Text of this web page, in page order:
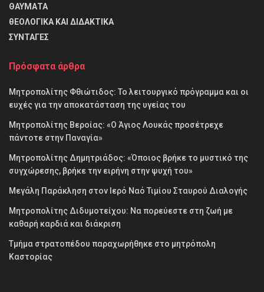
ΘΑΥΜΑΤΑ
θΕΟΛΟΓΙΚΑ ΚΑΙ ΔΙΔΑΚΤΙΚΑ
ΣΥΝΤΑΓΕΣ
Πρόσφατα άρθρα
Μητροπολίτης Φθιώτιδος: Το λειτουργικό πρόγραμμα και οι
ευχές για την αποκατάσταση της υγείας του
Μητροπολίτης Βεροίας: «Ο Άγιος Λουκάς προσέτρεχε
πάντοτε στην Παναγία»
Μητροπολίτης Δημητριάδος: «Όποιος βρήκε το μυστικό της
συγχώρεσης, βρήκε την ειρήνη στην ψυχή του»
Μεγάλη Παράκληση στον Ιερό Ναό Τιμίου Σταυρού Διαλογής
Μητροπολίτης Διδυμοτείχου: Να πορεύεστε στη ζωή με
καθαρή καρδιά και διάκριση
Τμήμα στρατοπέδου παραχωρήθηκε στο μητρόπολη
Καστορίας